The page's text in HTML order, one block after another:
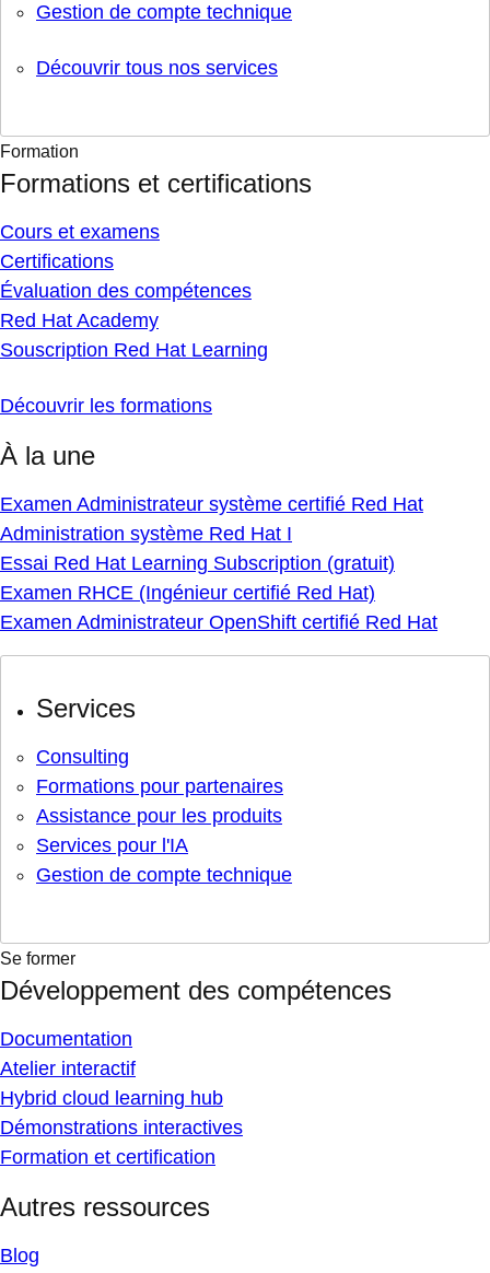
Gestion de compte technique
Découvrir tous nos services
Formation
Formations et certifications
Cours et examens
Certifications
Évaluation des compétences
Red Hat Academy
Souscription Red Hat Learning
Découvrir les formations
À la une
Examen Administrateur système certifié Red Hat
Administration système Red Hat I
Essai Red Hat Learning Subscription (gratuit)
Examen RHCE (Ingénieur certifié Red Hat)
Examen Administrateur OpenShift certifié Red Hat
Services
Consulting
Formations pour partenaires
Assistance pour les produits
Services pour l'IA
Gestion de compte technique
Se former
Développement des compétences
Documentation
Atelier interactif
Hybrid cloud learning hub
Démonstrations interactives
Formation et certification
Autres ressources
Blog